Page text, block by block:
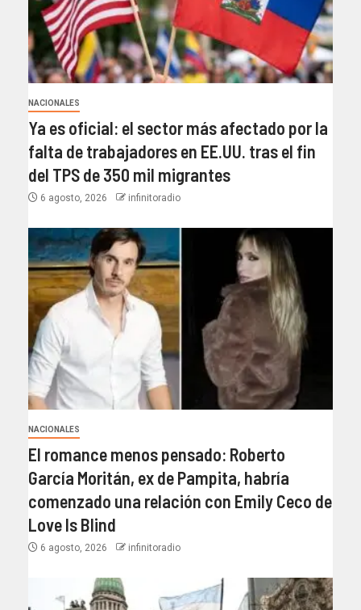
NACIONALES
Ya es oficial: el sector más afectado por la
falta de trabajadores en EE.UU. tras el fin
del TPS de 350 mil migrantes
6 agosto, 2026 infinitoradio
NACIONALES
El romance menos pensado: Roberto
García Moritán, ex de Pampita, habría
comenzado una relación con Emily Ceco de
Love Is Blind
6 agosto, 2026 infinitoradio